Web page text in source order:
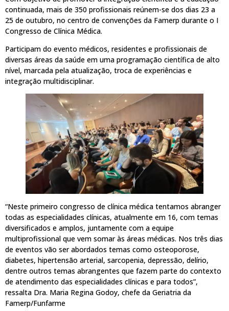
continuada, mais de 350 profissionais reúnem-se dos dias 23 a
25 de outubro, no centro de convenções da Famerp durante o I
Congresso de Clínica Médica.
Participam do evento médicos, residentes e profissionais de
diversas áreas da saúde em uma programação científica de alto
nível, marcada pela atualização, troca de experiências e
integração multidisciplinar.
“Neste primeiro congresso de clínica médica tentamos abranger
todas as especialidades clínicas, atualmente em 16, com temas
diversificados e amplos, juntamente com a equipe
multiprofissional que vem somar às áreas médicas. Nos três dias
de eventos vão ser abordados temas como osteoporose,
diabetes, hipertensão arterial, sarcopenia, depressão, delírio,
dentre outros temas abrangentes que fazem parte do contexto
de atendimento das especialidades clínicas e para todos”,
ressalta Dra. Maria Regina Godoy, chefe da Geriatria da
Famerp/Funfarme